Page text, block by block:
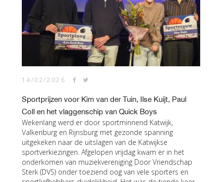
14/02/2026
Sportprijzen voor Kim van der Tuin, Ilse Kuijt, Paul
Coll en het vlaggenschip van Quick Boys
Wekenlang werd er door sportminnend Katwijk,
Valkenburg en Rijnsburg met gezonde spanning
uitgekeken naar de uitslagen van de Katwijkse
sportverkiezingen. Afgelopen vrijdag kwam er in het
onderkomen van muziekvereniging Door Vriendschap
Sterk (DVS) onder toeziend oog van vele sporters en